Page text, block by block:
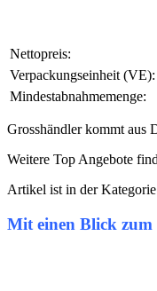
Nettopreis:
Verpackungseinheit (VE):
Mindestabnahmemenge:
Grosshändler kommt aus
Weitere Top Angebote
Artikel ist in der
Mit einen Blick